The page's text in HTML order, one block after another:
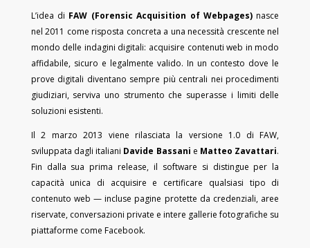
L’idea di FAW (Forensic Acquisition of Webpages)nasce
nel 2011 come risposta concreta a una necessità crescente nel
mondo delle indagini digitali: acquisire contenuti web in modo
affidabile, sicuro e legalmente valido. In un contesto dove le
prove digitali diventano sempre più centrali nei procedimenti
giudiziari, serviva uno strumento che superasse i limiti delle
soluzioni esistenti.
Il 2 marzo 2013 viene rilasciata la versione 1.0 di FAW,
sviluppata dagli italiani Davide Bassani e Matteo Zavattari.
Fin dalla sua prima release, il software si distingue per la
capacità unica di acquisire e certificare qualsiasi tipo di
contenuto web — incluse pagine protette da credenziali, aree
riservate, conversazioni private e intere gallerie fotografiche su
piattaforme come Facebook.